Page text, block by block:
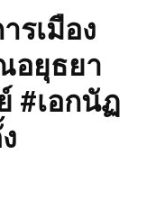
รเมือง
อยุธยา
#เอกนัฏ